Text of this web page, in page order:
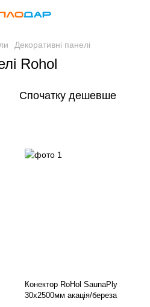
Декоративні панелі
Rohol
Спочатку дешевше
Конектор RoHol SaunaPly
30x2500мм акація/береза